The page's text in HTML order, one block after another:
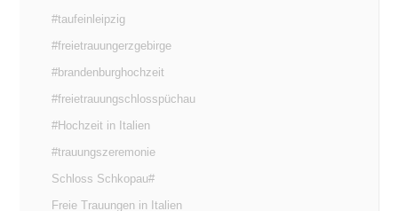
#taufeinleipzig
#freietrauungerzgebirge
#brandenburghochzeit
#freietrauungschlosspüchau
#Hochzeit in Italien
#trauungszeremonie
Schloss Schkopau#
Freie Trauungen in Italien